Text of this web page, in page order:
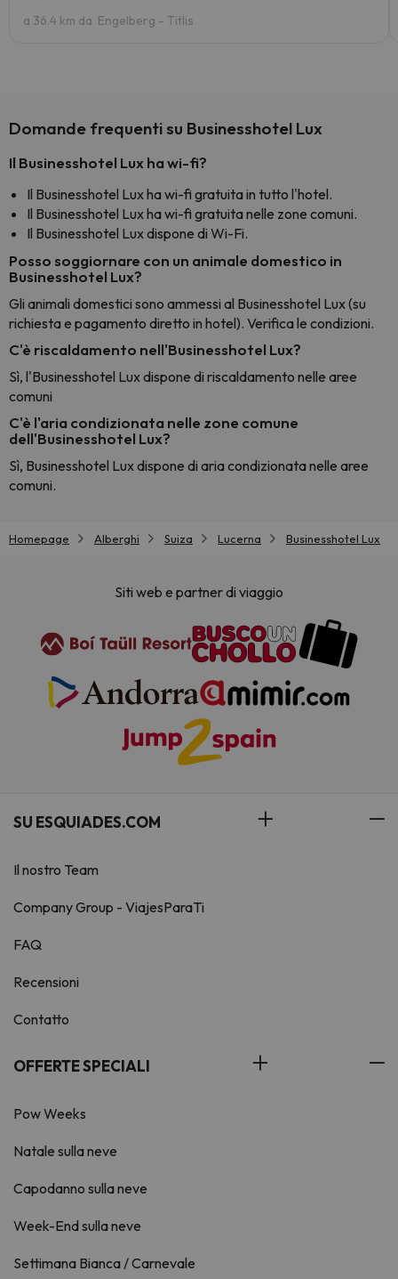
a 36.4 km da Engelberg - Titlis
Domande frequenti su Businesshotel Lux
Il Businesshotel Lux ha wi-fi?
Il Businesshotel Lux ha wi-fi gratuita in tutto l'hotel.
Il Businesshotel Lux ha wi-fi gratuita nelle zone comuni.
Il Businesshotel Lux dispone di Wi-Fi.
Posso soggiornare con un animale domestico in
Businesshotel Lux?
Gli animali domestici sono ammessi al Businesshotel Lux (su
richiesta e pagamento diretto in hotel). Verifica le condizioni.
C'è riscaldamento nell'Businesshotel Lux?
Sì, l'Businesshotel Lux dispone di riscaldamento nelle aree
comuni
C'è l'aria condizionata nelle zone comune
dell'Businesshotel Lux?
Sì, Businesshotel Lux dispone di aria condizionata nelle aree
comuni.
Homepage Alberghi Suiza Lucerna Businesshotel Lux
Siti web e partner di viaggio
SU ESQUIADES.COM
Il nostro Team
Company Group - ViajesParaTi
FAQ
Recensioni
Contatto
OFFERTE SPECIALI
Pow Weeks
Natale sulla neve
Capodanno sulla neve
Week-End sulla neve
Settimana Bianca / Carnevale